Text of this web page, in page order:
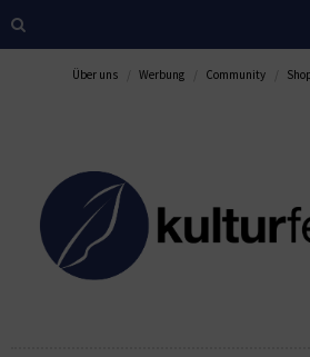
Über uns Werbung Community